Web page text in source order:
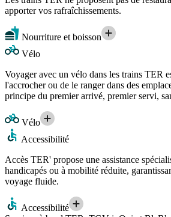
apporter vos rafraîchissements.
Nourriture et boisson
Vélo
Voyager avec un vélo dans les trains TER
l'accrocher ou de le ranger dans des
principe du premier arrivé, premier servi,
Vélo
Accessibilité
Accès TER' propose une assistance
handicapés ou à mobilité réduite,
voyage fluide.
Accessibilité